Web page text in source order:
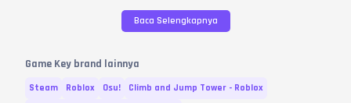
Baca Selengkapnya
Game Key brand lainnya
Steam Roblox Osu!
Climb and Jump Tower - Roblox